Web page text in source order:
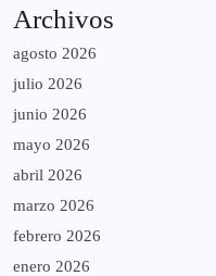
Archivos
agosto 2026
julio 2026
junio 2026
mayo 2026
abril 2026
marzo 2026
febrero 2026
enero 2026